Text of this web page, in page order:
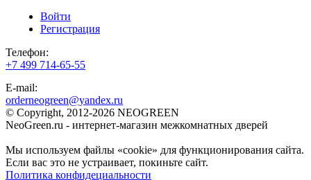
Войти
Регистрация
Телефон:
+7 499 714-65-55
E-mail:
orderneogreen@yandex.ru
© Copyright, 2012-2026 NEOGREEN
NeoGreen.ru - интернет-магазин межкомнатных дверей
Мы используем файлы «cookie» для функционирования сайта.
Если вас это не устраивает, покиньте сайт.
Политика конфидециальности